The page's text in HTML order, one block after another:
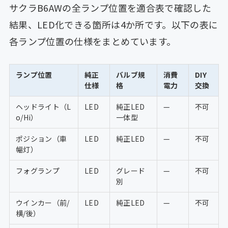
サクラB6AWの全ランプ位置を適合表で確認した
結果、LED化できる箇所は4か所です。以下の表に
各ランプ位置の仕様をまとめています。
ランプ位置
純正
仕様
バルブ規
格
消費
電力
DIY
交換
ヘッドライト（L
o/Hi）
LED
純正LED
一体型
— 不可
ポジション（車
幅灯）
LED 純正LED — 不可
フォグランプ LED
グレード
別
— 不可
ウインカー（前/
横/後）
LED 純正LED — 不可